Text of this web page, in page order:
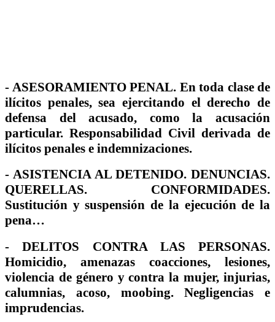
- ASESORAMIENTO PENAL. En toda clase de
ilícitos penales, sea ejercitando el derecho de
defensa del acusado, como la acusación
particular. Responsabilidad Civil derivada de
ilícitos penales e indemnizaciones.
- ASISTENCIA AL DETENIDO. DENUNCIAS.
QUERELLAS. CONFORMIDADES.
Sustitución y suspensión de la ejecución de la
pena…
-DELITOS CONTRA LAS PERSONAS.
Homicidio, amenazas coacciones, lesiones,
violencia de género y contra la mujer, injurias,
calumnias, acoso, moobing. Negligencias e
imprudencias.